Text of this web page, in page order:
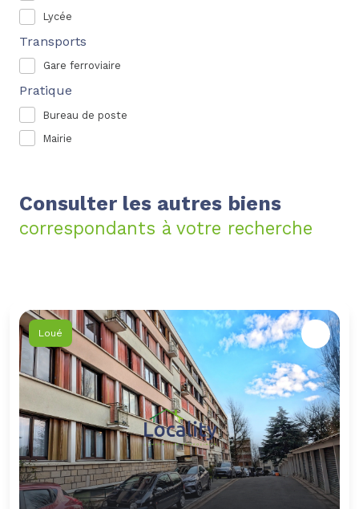
Lycée
Transports
Gare ferroviaire
Pratique
Bureau de poste
Mairie
Consulter les autres biens
correspondants à votre recherche
Loué